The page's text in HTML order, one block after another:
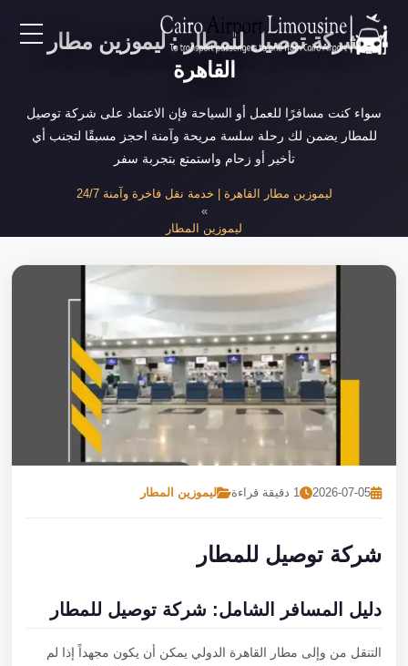
EN
AR
خدمات المطار
نحن
شركة توصيل للمطار : ليموزين مطار
القاهرة
سواء كنت مسافرًا للعمل أو السياحة فإن الاعتماد على شركة توصيل
للمطار يضمن لك رحلة سلسة مريحة وآمنة احجز مسبقًا لتجنب أي
تأخير أو زحام واستمتع بتجربة سفر
ليموزين مطار القاهرة | خدمة نقل فاخرة وآمنة 24/7
ليموزين المطار
شركة توصيل للمطار
2026-07-05 1 دقيقة قراءة ليموزين المطار
شركة توصيل للمطار
دليل المسافر الشامل: شركة توصيل للمطار
التنقل من وإلى مطار القاهرة الدولي يمكن أن يكون مجهداً إذا لم